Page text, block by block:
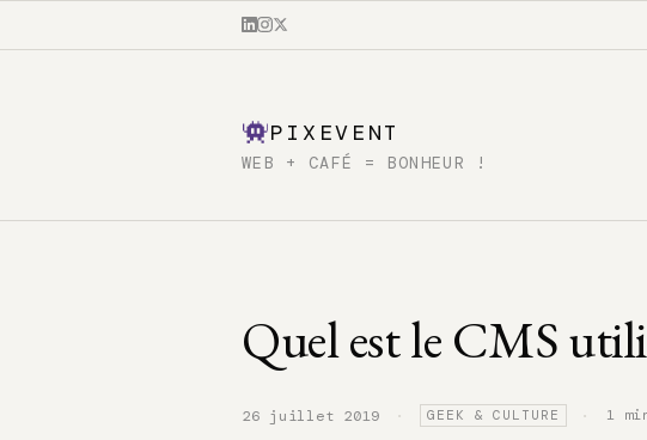
PIXEVENT
WEB + CAFÉ = BONHEUR !
Quel est le CMS
26 juillet 2019 · GEEK & CULTURE · 1